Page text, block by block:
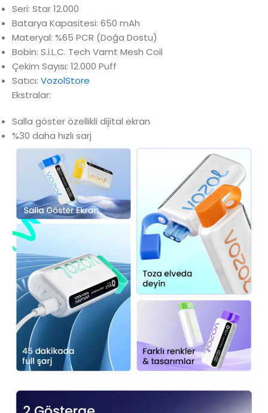
Seri: Star 12.000
Batarya Kapasitesi: 650 mAh
Materyal: %65 PCR (Doğa Dostu)
Bobin: S.i.L.C. Tech Vamt Mesh Coil
Çekim Sayısı: 12.000 Puff
Satıcı: VozolStore
Ekstralar:
Salla göster özellikli dijital ekran
%30 daha hızlı sarj